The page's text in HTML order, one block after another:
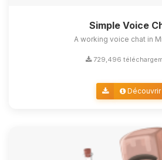
Simple Voice
A working voice chat in
729,496
Découvrir